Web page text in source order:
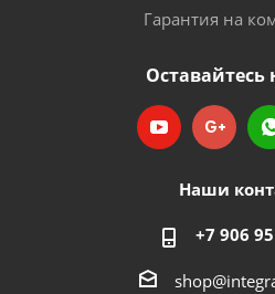
Гарантия на
Оставайтесь
Наши
+7 906